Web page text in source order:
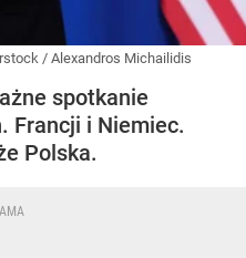
/ Alexandros Michailidis
spotkanie
Francji i Niemiec.
Polska.